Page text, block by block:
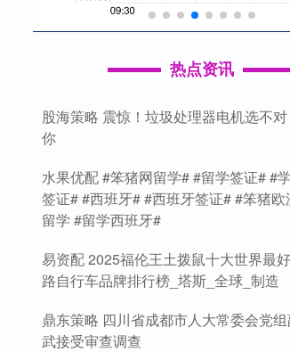
热点资讯
股海策略 震惊！垃圾处理器电机选不
你
水果优配 #笨猪网留学# #留学签证# #
签证# #西班牙# #西班牙签证# #笨猪
留学 #留学西班牙#
易资配 2025福伦王土拨鼠十大世界最
路自行车品牌排行榜_塔斯_全球_制造
鼎东策略 四川省成都市人大常委会党
武接受审查调查